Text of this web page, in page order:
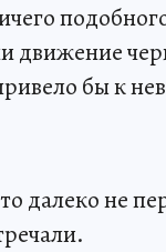
движение
бы к
далеко не